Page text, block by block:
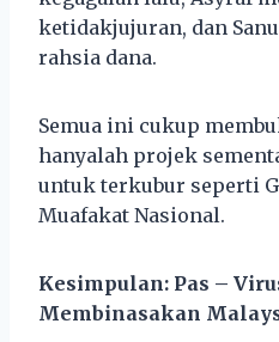
ketidakjujuran, dan
rahsia dana.
Semua ini cukup
hanyalah projek
untuk terkubur seperti
Muafakat Nasional.
Kesimpulan: Pas –
Membinasakan